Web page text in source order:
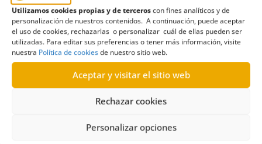
Utilizamos cookies propias y de terceroscon fines analíticos y de
personalización de nuestros contenidos. A continuación, puede aceptar
el uso de cookies, rechazarlas o personalizar cuál de ellas pueden ser
utilizadas. Para editar sus preferencias o tener más información, visite
nuestra Política de cookiesde nuestro sitio web.
Aceptar y visitar el sitio web
Rechazar cookies
Personalizar opciones